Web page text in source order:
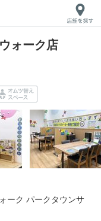
ォーク店
ーク パークタウンサ